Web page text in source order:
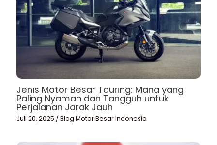
Jenis Motor Besar Touring: Mana yang
Paling Nyaman dan Tangguh untuk
Perjalanan Jarak Jauh
Juli 20, 2025 /Blog Motor Besar Indonesia